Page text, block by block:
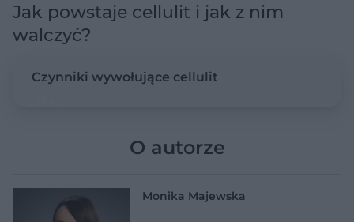
Jak powstaje cellulit i jak z nim
walczyć?
Czynniki wywołujące cellulit
O autorze
Monika Majewska